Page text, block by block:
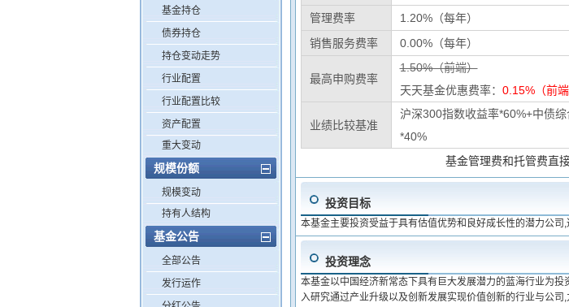
基金持仓
债券持仓
持仓变动走势
行业配置
行业配置比较
资产配置
重大变动
规模份额
规模变动
持有人结构
基金公告
全部公告
发行运作
管理费率
1.20%（每年）
销售服务费率
0.00%（每年）
最高申购费率
1.50%（前端）
天天基金优惠费率： 0.15%（前端
业绩比较基准
沪深300指数收益率*60%+中债
*40%
基金管理费和托管费直
投资目标
本基金主要投资受益于具有估值优势和良好成长性的潜力公
投资理念
本基金以中国经济新常态下具有巨大发展潜力的蓝海行业为投
入研究通过产业升级以及创新发展实现价值创新的行业与公司